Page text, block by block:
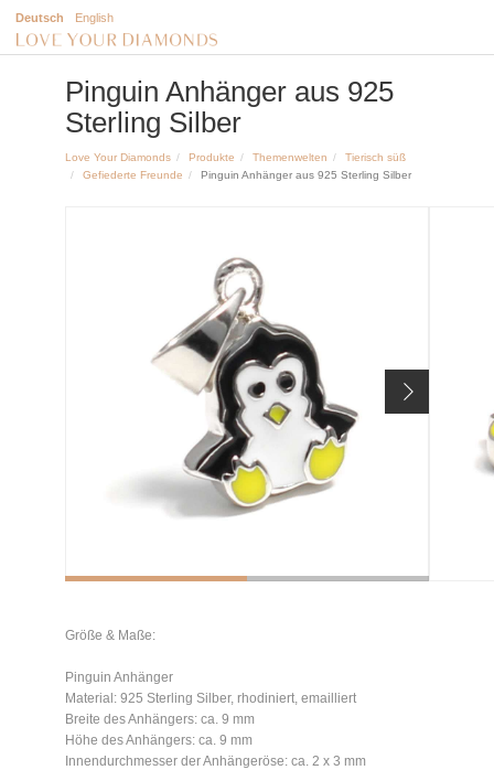
Deutsch English
Pinguin Anhänger aus 925
Sterling Silber
Love Your Diamonds Produkte Themenwelten
Tierisch süß
Gefiederte Freunde
Pinguin Anhänger aus 925 Sterling Silber
Größe & Maße:
Pinguin Anhänger
Material: 925 Sterling Silber, rhodiniert, emailliert
Breite des Anhängers: ca. 9 mm
Höhe des Anhängers: ca. 9 mm
Innendurchmesser der Anhängeröse: ca. 2 x 3 mm